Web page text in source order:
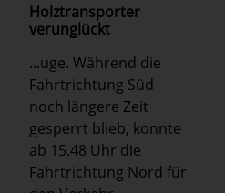
Holztransporter
verunglückt
...uge. Während die
Fahrtrichtung Süd
noch längere Zeit
gesperrt blieb, konnte
ab 15.48 Uhr die
Fahrtrichtung Nord für